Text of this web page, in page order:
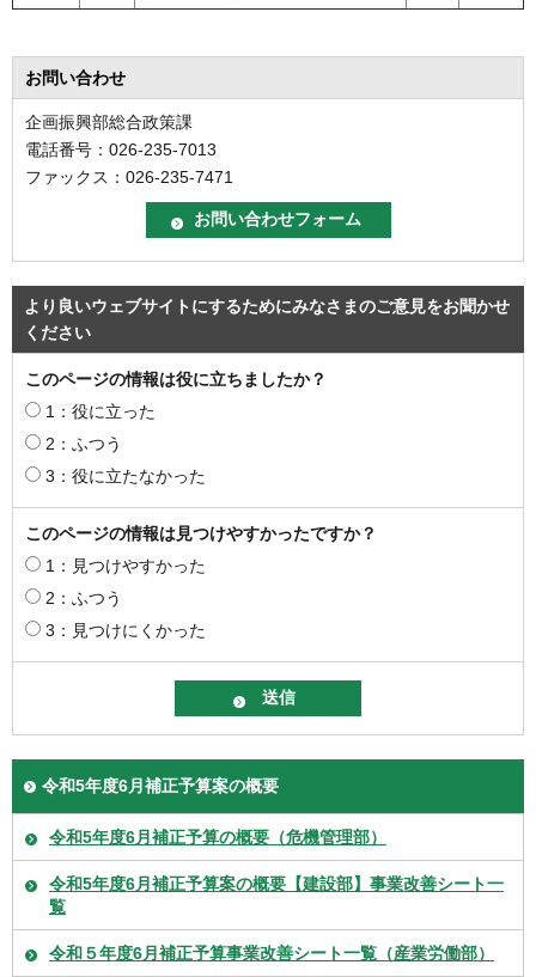
お問い合わせ
企画振興部総合政策課
電話番号：026-235-7013
ファックス：026-235-7471
より良いウェブサイトにするためにみなさまのご意見をお聞かせ
ください
このページの情報は役に立ちましたか？
1：役に立った
2：ふつう
3：役に立たなかった
このページの情報は見つけやすかったですか？
1：見つけやすかった
2：ふつう
3：見つけにくかった
令和5年度6月補正予算案の概要
令和5年度6月補正予算の概要（危機管理部）
令和5年度6月補正予算案の概要【建設部】事業改善シート一
覧
令和５年度6月補正予算事業改善シート一覧（産業労働部）